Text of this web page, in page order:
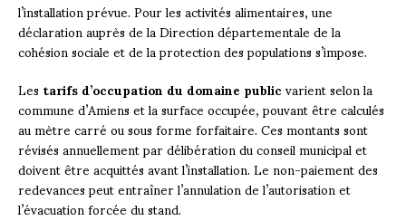
l’installation prévue. Pour les activités alimentaires, une
déclaration auprès de la Direction départementale de la
cohésion sociale et de la protection des populations s’impose.
Lestarifs d’occupation du domaine publicvarient selon la
commune d’Amiens et la surface occupée, pouvant être calculés
au mètre carré ou sous forme forfaitaire. Ces montants sont
révisés annuellement par délibération du conseil municipal et
doivent être acquittés avant l’installation. Le non-paiement des
redevances peut entraîner l’annulation de l’autorisation et
l’évacuation forcée du stand.